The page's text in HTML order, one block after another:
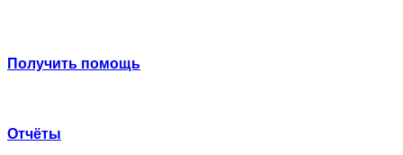
Получить помощь
Отчёты